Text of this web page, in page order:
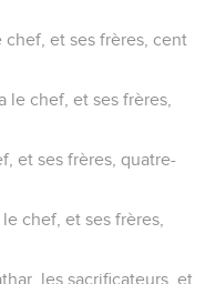
chef, et ses frères, cent
le chef, et ses frères,
et ses frères, quatre-
chef, et ses frères,
les sacrificateurs, et